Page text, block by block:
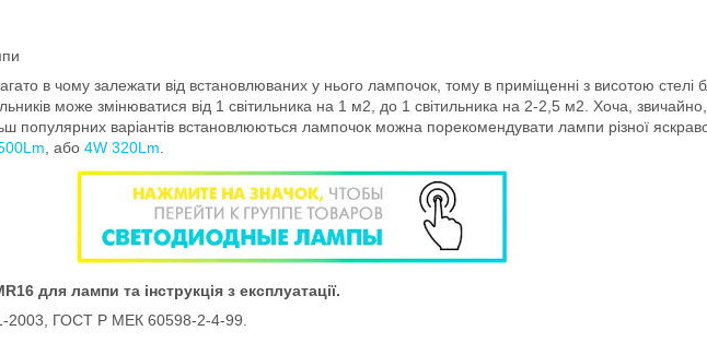
в чому залежати від встановлюваних у нього лампочок, тому в приміщенні з висотою стелі
може змінюватися від 1 світильника на 1 м2, до 1 світильника на 2-2,5 м2. Хоча,
популярних варіантів встановлюються лампочок можна порекомендувати лампи різної
, або 4W 320Lm.
для лампи та інструкція з експлуатації.
2003, ГОСТ Р МЕК 60598-2-4-99.